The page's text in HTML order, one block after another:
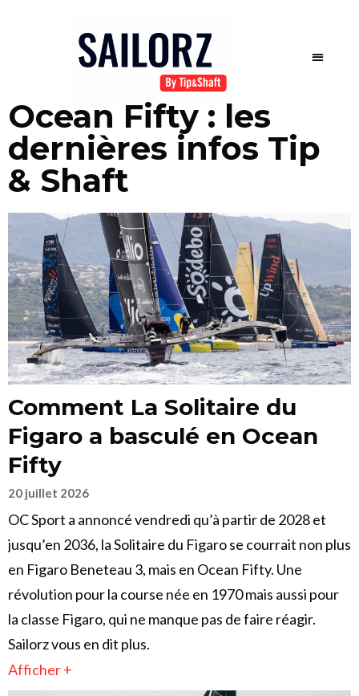
Ocean Fifty : les
dernières infos Tip
& Shaft
Comment La Solitaire du
Figaro a basculé en Ocean
Fifty
20 juillet 2026
OC Sport a annoncé vendredi qu’à partir de 2028 et
jusqu’en 2036, la Solitaire du Figaro se courrait non plus
en Figaro Beneteau 3, mais en Ocean Fifty. Une
révolution pour la course née en 1970 mais aussi pour
la classe Figaro, qui ne manque pas de faire réagir.
Sailorz vous en dit plus.
Afficher +